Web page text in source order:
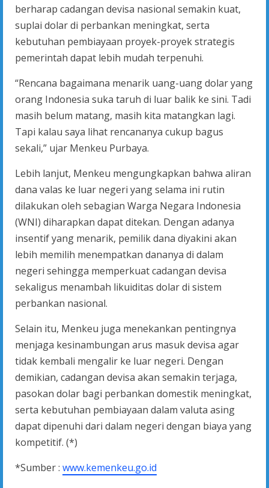
berharap cadangan devisa nasional semakin kuat,
suplai dolar di perbankan meningkat, serta
kebutuhan pembiayaan proyek-proyek strategis
pemerintah dapat lebih mudah terpenuhi.
“Rencana bagaimana menarik uang-uang dolar yang
orang Indonesia suka taruh di luar balik ke sini. Tadi
masih belum matang, masih kita matangkan lagi.
Tapi kalau saya lihat rencananya cukup bagus
sekali,” ujar Menkeu Purbaya.
Lebih lanjut, Menkeu mengungkapkan bahwa aliran
dana valas ke luar negeri yang selama ini rutin
dilakukan oleh sebagian Warga Negara Indonesia
(WNI) diharapkan dapat ditekan. Dengan adanya
insentif yang menarik, pemilik dana diyakini akan
lebih memilih menempatkan dananya di dalam
negeri sehingga memperkuat cadangan devisa
sekaligus menambah likuiditas dolar di sistem
perbankan nasional.
Selain itu, Menkeu juga menekankan pentingnya
menjaga kesinambungan arus masuk devisa agar
tidak kembali mengalir ke luar negeri. Dengan
demikian, cadangan devisa akan semakin terjaga,
pasokan dolar bagi perbankan domestik meningkat,
serta kebutuhan pembiayaan dalam valuta asing
dapat dipenuhi dari dalam negeri dengan biaya yang
kompetitif. (*)
*Sumber : www.kemenkeu.go.id